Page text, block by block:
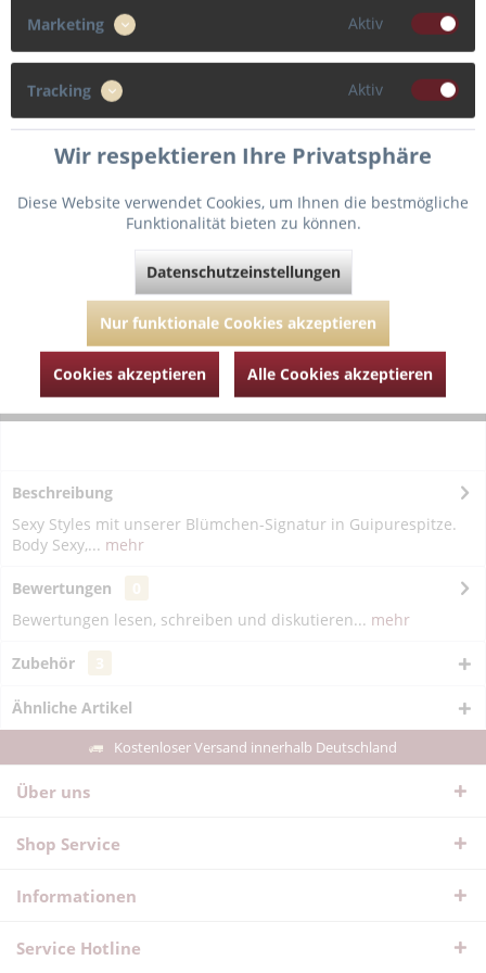
Cup
In denWarenkorb
Fragen zum Artikel?
Artikel-Nr.: MJ040-3028-schwarz-70-B
Beschreibung
Sexy Styles mit unserer Blümchen-Signatur in Guipurespitze.
Body Sexy,... mehr
Bewertungen
Bewertungen lesen, schreiben und diskutieren... mehr
Zubehör
Ähnliche Artikel
Kostenloser Versand innerhalb Deutschland
Über uns
Shop Service
Informationen
Service Hotline
Marketing Aktiv
Tracking Aktiv
Wir respektieren Ihre Privatsphäre
Diese Website verwendet Cookies, um Ihnen die bestmögliche
Funktionalität bieten zu können.
Datenschutzeinstellungen
Nur funktionale Cookies akzeptieren
Cookies akzeptieren Alle Cookies akzeptieren